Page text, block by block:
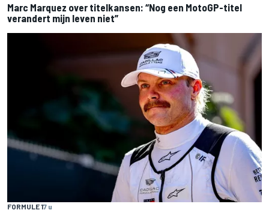
Marc Marquez over titelkansen: “Nog een MotoGP-titel
verandert mijn leven niet”
FORMULE 17 u